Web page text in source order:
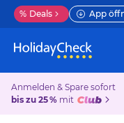
% Deals App
Anmelden & Spare sofort
bis zu 25 % mit